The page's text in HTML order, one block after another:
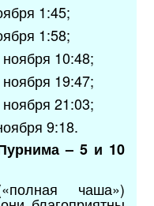
1:45;
1:58;
10:48;
19:47;
21:03;
9:18.
– 5 и 10
чаша»)